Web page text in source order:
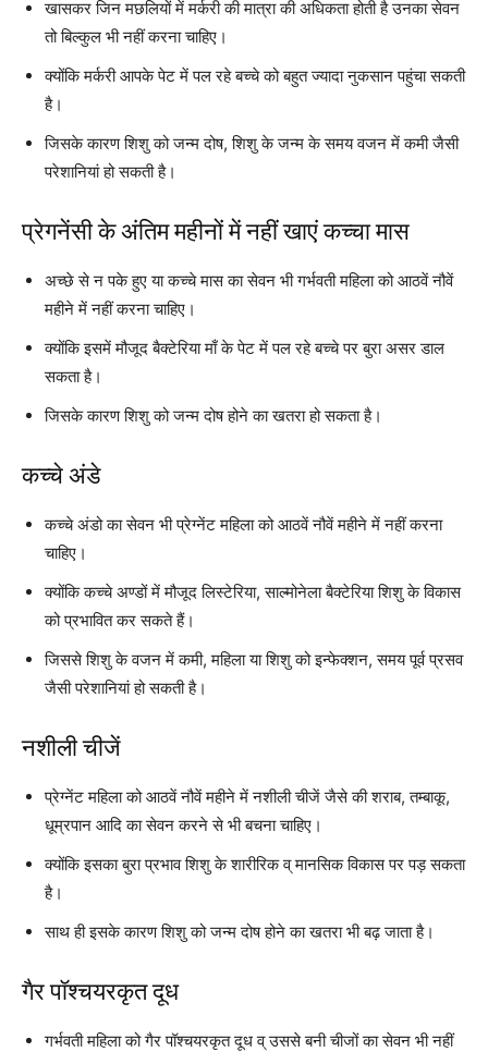
खासकर जिन मछलियों में मर्करी की मात्रा की अधिकता होती है उनका सेवन
तो बिल्कुल भी नहीं करना चाहिए।
क्योंकि मर्करी आपके पेट में पल रहे बच्चे को बहुत ज्यादा नुकसान पहुंचा सकती
है।
जिसके कारण शिशु को जन्म दोष, शिशु के जन्म के समय वजन में कमी जैसी
परेशानियां हो सकती है।
प्रेगनेंसी के अंतिम महीनों में नहीं खाएं कच्चा मास
अच्छे से न पके हुए या कच्चे मास का सेवन भी गर्भवती महिला को आठवें नौवें
महीने में नहीं करना चाहिए।
क्योंकि इसमें मौजूद बैक्टेरिया माँ के पेट में पल रहे बच्चे पर बुरा असर डाल
सकता है।
जिसके कारण शिशु को जन्म दोष होने का खतरा हो सकता है।
कच्चे अंडे
कच्चे अंडो का सेवन भी प्रेग्नेंट महिला को आठवें नौवें महीने में नहीं करना
चाहिए।
क्योंकि कच्चे अण्डों में मौजूद लिस्टेरिया, साल्मोनेला बैक्टेरिया शिशु के विकास
को प्रभावित कर सकते हैं।
जिससे शिशु के वजन में कमी, महिला या शिशु को इन्फेक्शन, समय पूर्व प्रसव
जैसी परेशानियां हो सकती है।
नशीली चीजें
प्रेग्नेंट महिला को आठवें नौवें महीने में नशीली चीजें जैसे की शराब, तम्बाकू,
धूम्रपान आदि का सेवन करने से भी बचना चाहिए।
क्योंकि इसका बुरा प्रभाव शिशु के शारीरिक व् मानसिक विकास पर पड़ सकता
है।
साथ ही इसके कारण शिशु को जन्म दोष होने का खतरा भी बढ़ जाता है।
गैर पॉश्चयरकृत दूध
गर्भवती महिला को गैर पॉश्चयरकृत दूध व् उससे बनी चीजों का सेवन भी नहीं